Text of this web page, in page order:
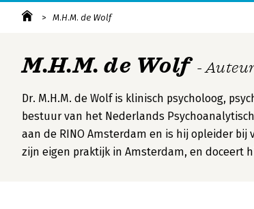
M.H.M. de Wolf
M.H.M. de Wolf -
Dr. M.H.M. de Wolf is klinisch psycholoog,
bestuur van het Nederlands
aan de RINO Amsterdam en is hij opleider
zijn eigen praktijk in Amsterdam, en doceert